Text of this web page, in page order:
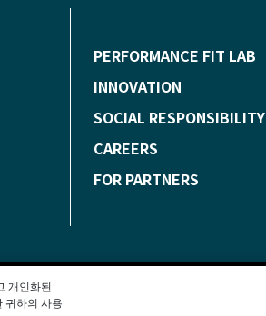
F
O
O
T
E
PERFORMANCE FIT LAB
INNOVATION
SOCIAL RESPONSIBILITY
CAREERS
FOR PARTNERS
쿠키 알림
개인화된
귀하의 사용